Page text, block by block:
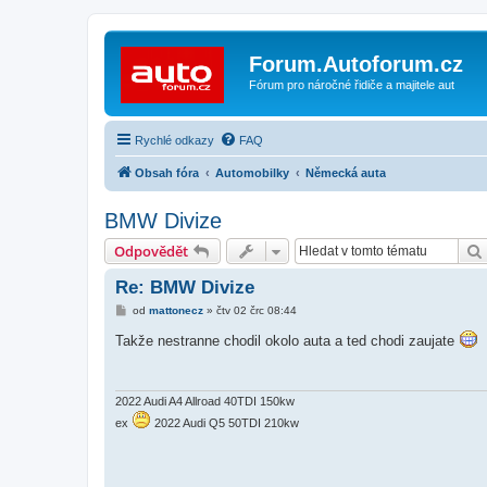
Forum.Autoforum.cz
Fórum pro náročné řidiče a majitele aut
Rychlé odkazy FAQ
Obsah fóra Automobilky Německá auta
BMW Divize
Odpovědět
Re: BMW Divize
P
í
s
e
od mattonecz» čtv 02 črc 08:44
Takže nestranne chodil okolo auta a ted chodi zaujate
2022 Audi A4 Allroad 40TDI 150kw
ex
2022 Audi Q5 50TDI 210kw